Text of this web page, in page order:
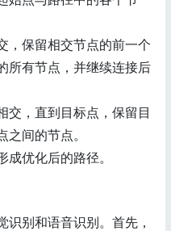
，保留相交节点的前一个
所有节点，并继续连接后
交，直到目标点，保留目
间的节点。
优化后的路径。
别和语音识别。首先，